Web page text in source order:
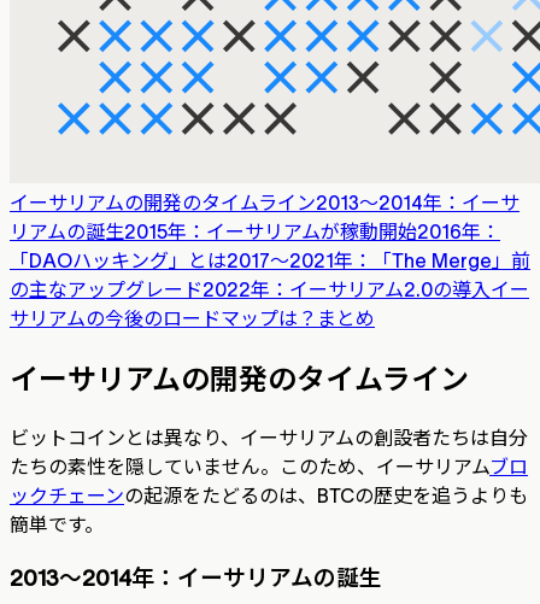
イーサリアムの開発のタイムライン2013～2014年：イーサ
リアムの誕生2015年：イーサリアムが稼動開始2016年：
「DAOハッキング」とは2017～2021年：「The Merge」前
の主なアップグレード2022年：イーサリアム2.0の導入 イー
サリアムの今後のロードマップは？ まとめ
イーサリアムの開発のタイムライン
ビットコインとは異なり、イーサリアムの創設者たちは自分
たちの素性を隠していません。このため、イーサリアムブロ
ックチェーンの起源をたどるのは、BTCの歴史を追うよりも
簡単です。
2013～2014年：イーサリアムの誕生